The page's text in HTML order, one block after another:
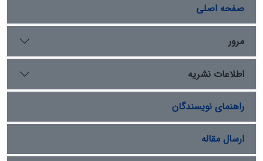
صفحه اصلی
مرور
اطلاعات نشریه
راهنمای نویسندگان
ارسال مقاله